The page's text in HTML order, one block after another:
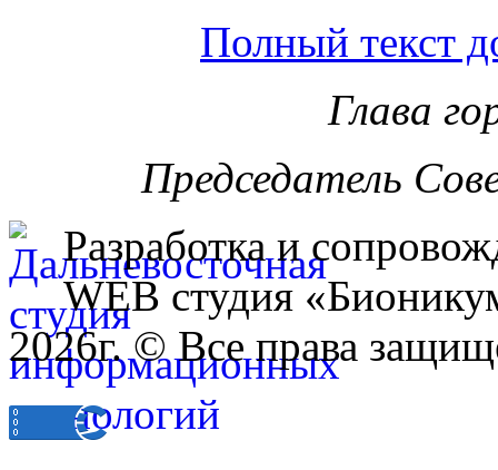
Полный текст
Глава
Председатель
Разработка и
WEB студия
2026г. © Все права